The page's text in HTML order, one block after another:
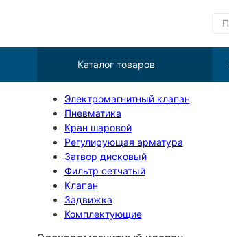
Каталог товаров
Электромагнитный клапан
Пневматика
Кран шаровой
Регулирующая арматура
Затвор дисковый
Фильтр сетчатый
Клапан
Задвижка
Комплектующие